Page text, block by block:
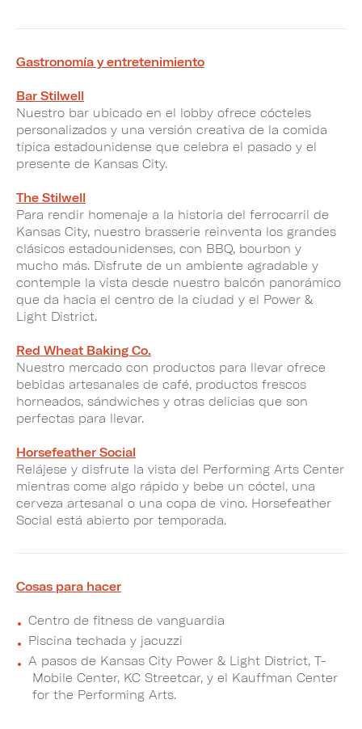
Gastronomía y entretenimiento
Bar Stilwell
Nuestro bar ubicado en el lobby ofrece cócteles
personalizados y una versión creativa de la comida
típica estadounidense que celebra el pasado y el
presente de Kansas City.
The Stilwell
Para rendir homenaje a la historia del ferrocarril de
Kansas City, nuestro brasserie reinventa los grandes
clásicos estadounidenses, con BBQ, bourbon y
mucho más. Disfrute de un ambiente agradable y
contemple la vista desde nuestro balcón panorámico
que da hacia el centro de la ciudad y el Power &
Light District.
Red Wheat Baking Co.
Nuestro mercado con productos para llevar ofrece
bebidas artesanales de café, productos frescos
horneados, sándwiches y otras delicias que son
perfectas para llevar.
Horsefeather Social
Relájese y disfrute la vista del Performing Arts Center
mientras come algo rápido y bebe un cóctel, una
cerveza artesanal o una copa de vino. Horsefeather
Social está abierto por temporada.
Cosas para hacer
Centro de fitness de vanguardia
Piscina techada y jacuzzi
A pasos de Kansas City Power & Light District, T-
Mobile Center, KC Streetcar, y el Kauffman Center
for the Performing Arts.